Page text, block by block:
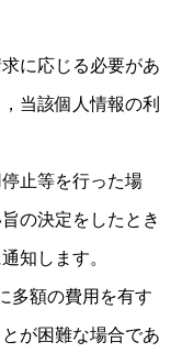
に応じる必要があ
当該個人情報の利
止等を行った場
の決定をしたとき
知します。
多額の費用を有す
が困難な場合であ